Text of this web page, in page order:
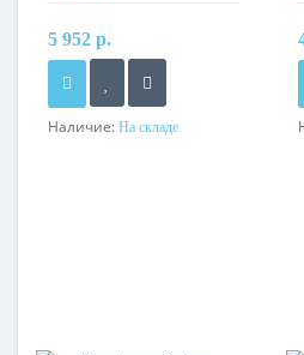
5 952 р.
Наличие: На складе